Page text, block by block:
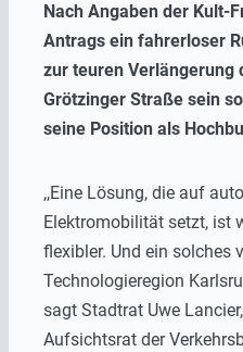
Nach Angaben der Kult-
Antrags ein fahrerloser
zur teuren Verlängerung
Grötzinger Straße sein
seine Position als
,,Eine Lösung, die auf
Elektromobilität setzt, ist
flexibler. Und ein solches
Technologieregion
sagt Stadtrat Uwe
Aufsichtsrat der